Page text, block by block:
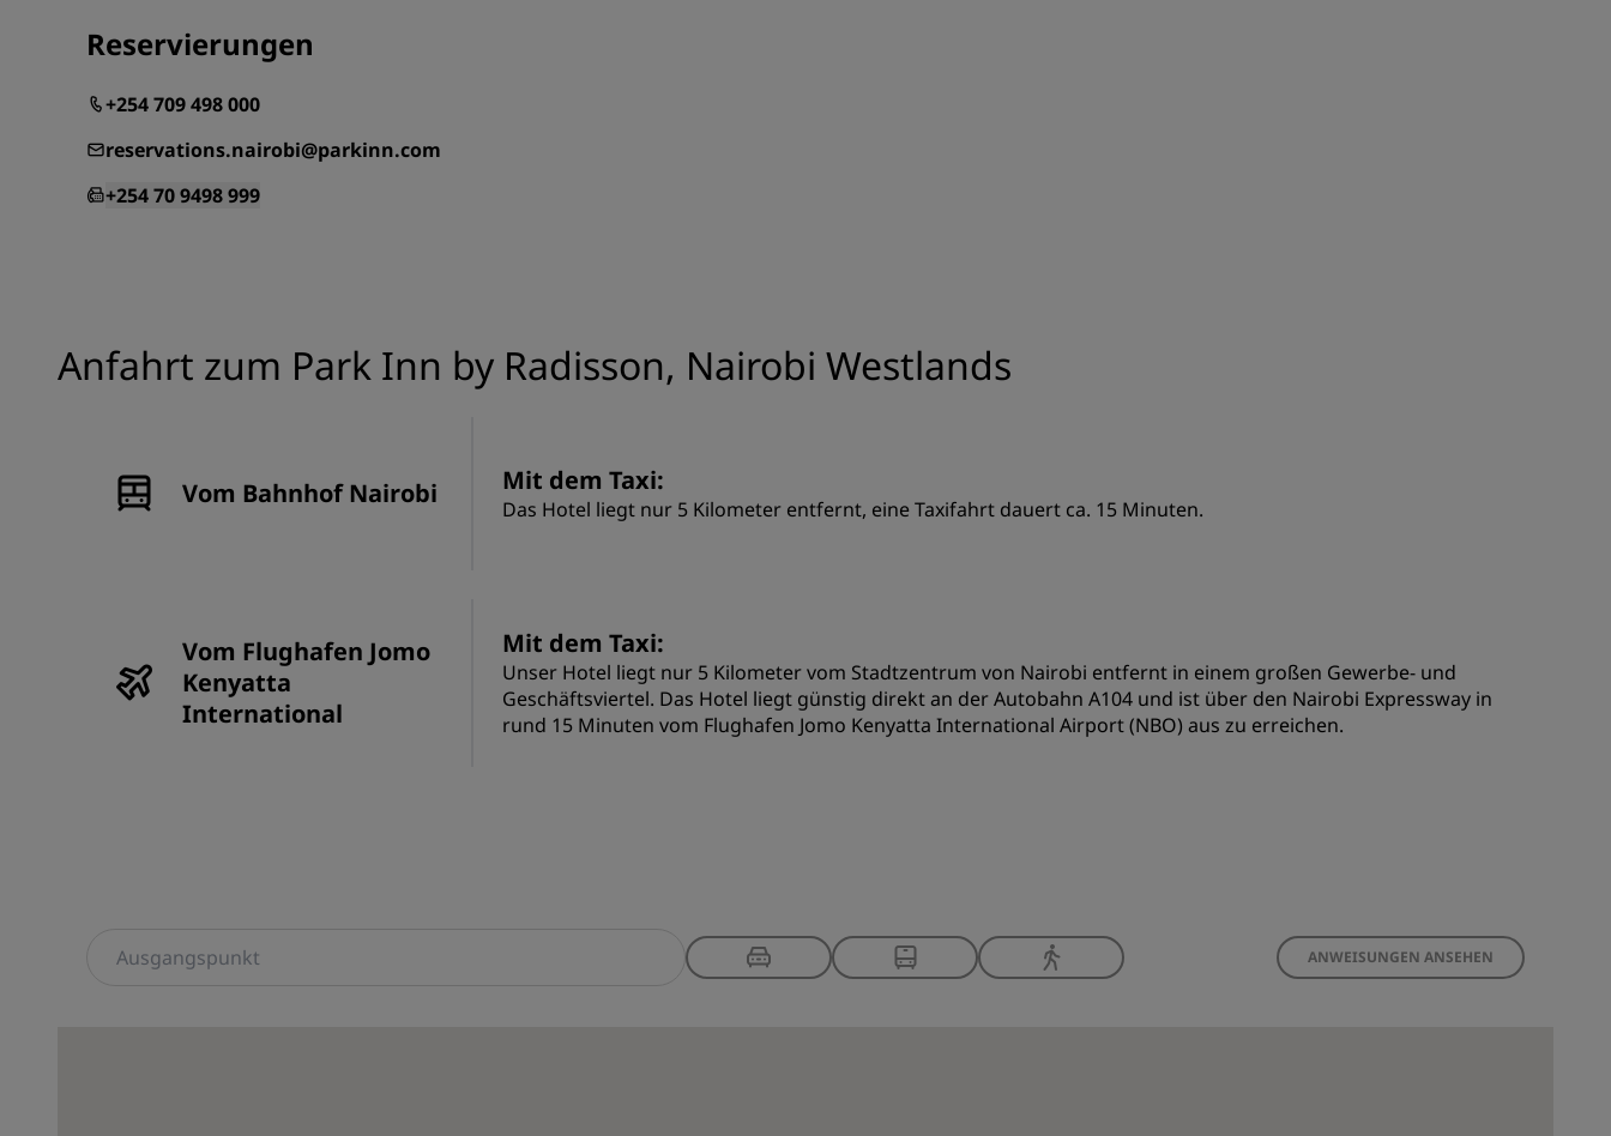
Reservierungen
+254 709 498 000
reservations.nairobi@parkinn.com
+254 70 9498 999
Anfahrt zum Park Inn by Radisson, Nairobi Westlands
Vom Bahnhof Nairobi Mit dem Taxi:
Das Hotel liegt nur 5 Kilometer entfernt, eine Taxifahrt dauert ca. 15 Minuten.
Vom Flughafen Jomo
Kenyatta
International
Mit dem Taxi:
Unser Hotel liegt nur 5 Kilometer vom Stadtzentrum von Nairobi entfernt in einem großen Gewerbe- und
Geschäftsviertel. Das Hotel liegt günstig direkt an der Autobahn A104 und ist über den Nairobi Expressway in
rund 15 Minuten vom Flughafen Jomo Kenyatta International Airport (NBO) aus zu erreichen.
ANWEISUNGEN ANSEHEN